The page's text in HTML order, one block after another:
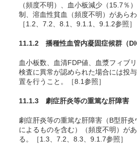
（頻度不明）、血小板減少（15.7％
制、溶血性貧血（頻度不明）があらわ
［1.2、7.2、8.1、9.1.1、9.1.2参照］
11.1.2 播種性血管内凝固症候群（
血小板数、血清FDP値、血漿フィブ
検査に異常が認められた場合には投
置を行うこと。［8.1参照］
11.1.3 劇症肝炎等の重篤な肝障害
劇症肝炎等の重篤な肝障害（B型肝
によるものを含む）（頻度不明）が
る。［1.3、7.2、8.3、9.1.7参照］